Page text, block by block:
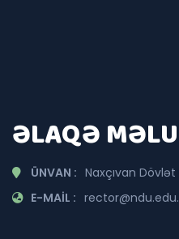
ƏLAQƏ
ÜNVAN : Naxçıvan
E-MAIL :